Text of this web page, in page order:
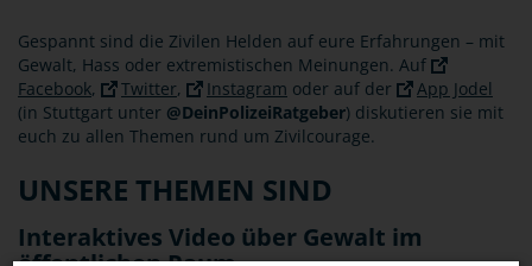
Gespannt sind die Zivilen Helden auf eure Erfahrungen – mit
Gewalt, Hass oder extremistischen Meinungen. Auf
Facebook, Twitter, Instagram oder auf der
App Jodel
(in Stuttgart unter @DeinPolizeiRatgeber) diskutieren sie mit
euch zu allen Themen rund um Zivilcourage.
UNSERE THEMEN SIND
Interaktives Video über Gewalt im